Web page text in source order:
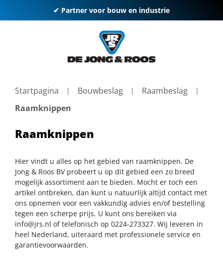
✔ Partner voor bouw en industrie
Startpagina Bouwbeslag
Raambeslag
Raamknippen
Raamknippen
Hier vindt u alles op het gebied van raamknippen. De
Jong & Roos BV probeert u op dit gebied een zo breed
mogelijk assortiment aan te bieden. Mocht er toch een
artikel ontbreken, dan kunt u natuurlijk altijd contact met
ons opnemen voor een vakkundig advies en/of bestelling
tegen een scherpe prijs. U kunt ons bereiken via
info@jrs.nl of telefonisch op 0224-273327. Wij leveren in
heel Nederland, uiteraard met professionele service en
garantievoorwaarden.